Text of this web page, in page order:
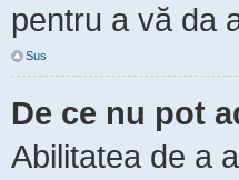
pentru a vă da
Sus
De ce nu pot
Abilitatea de a